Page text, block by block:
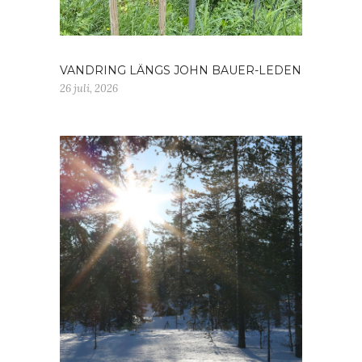
VANDRING LÄNGS JOHN BAUER-LEDEN
26 juli, 2026